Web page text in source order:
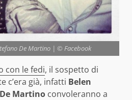
De Martino | © Facebook
con le fedi, il sospetto di
c’era già, infatti Belen
Martino convoleranno a